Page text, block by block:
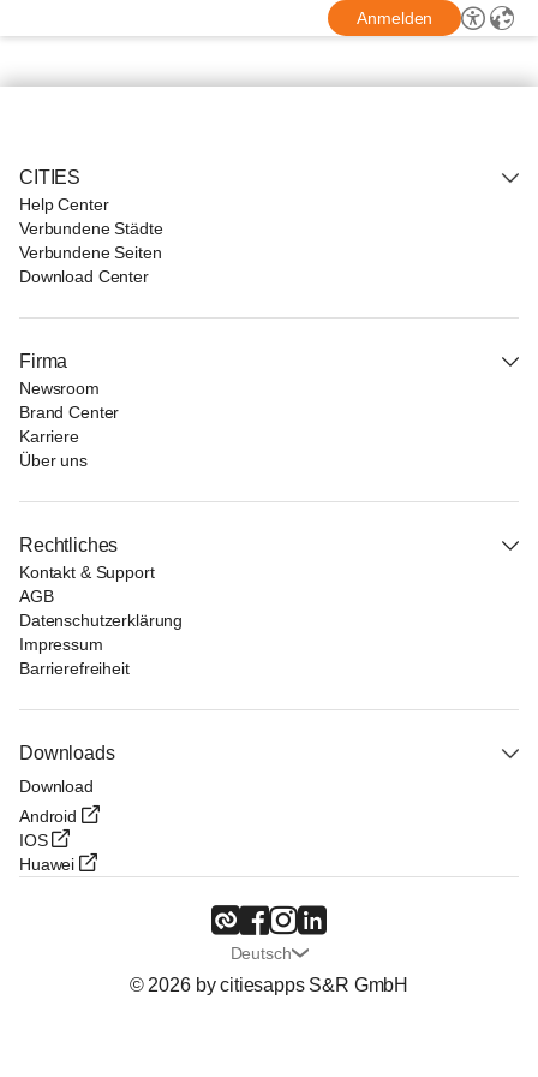
Anmelden
CITIES
Help Center
Verbundene Städte
Verbundene Seiten
Download Center
Firma
Newsroom
Brand Center
Karriere
Über uns
Rechtliches
Kontakt & Support
AGB
Datenschutzerklärung
Impressum
Barrierefreiheit
Downloads
Download
Android
IOS
Huawei
Deutsch
© 2026 by citiesapps S&R GmbH